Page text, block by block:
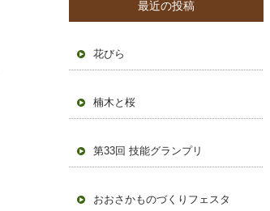
最近の投稿
花びら
楠木と桜
第33回 技能グランプリ
おおさかものづくりフェスタ